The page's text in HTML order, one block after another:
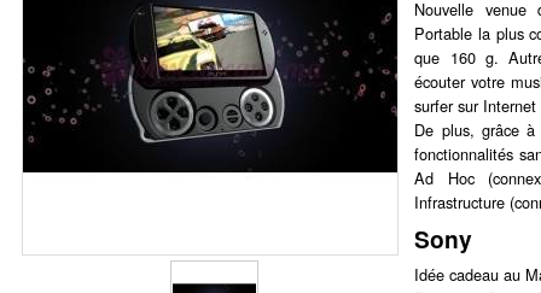
Nouvelle
Portable la plus
que 160 g.
écouter votre
surfer sur
De plus, grâce
fonctionnalités
Ad Hoc
Infrastructure
Sony
Idée cadeau au